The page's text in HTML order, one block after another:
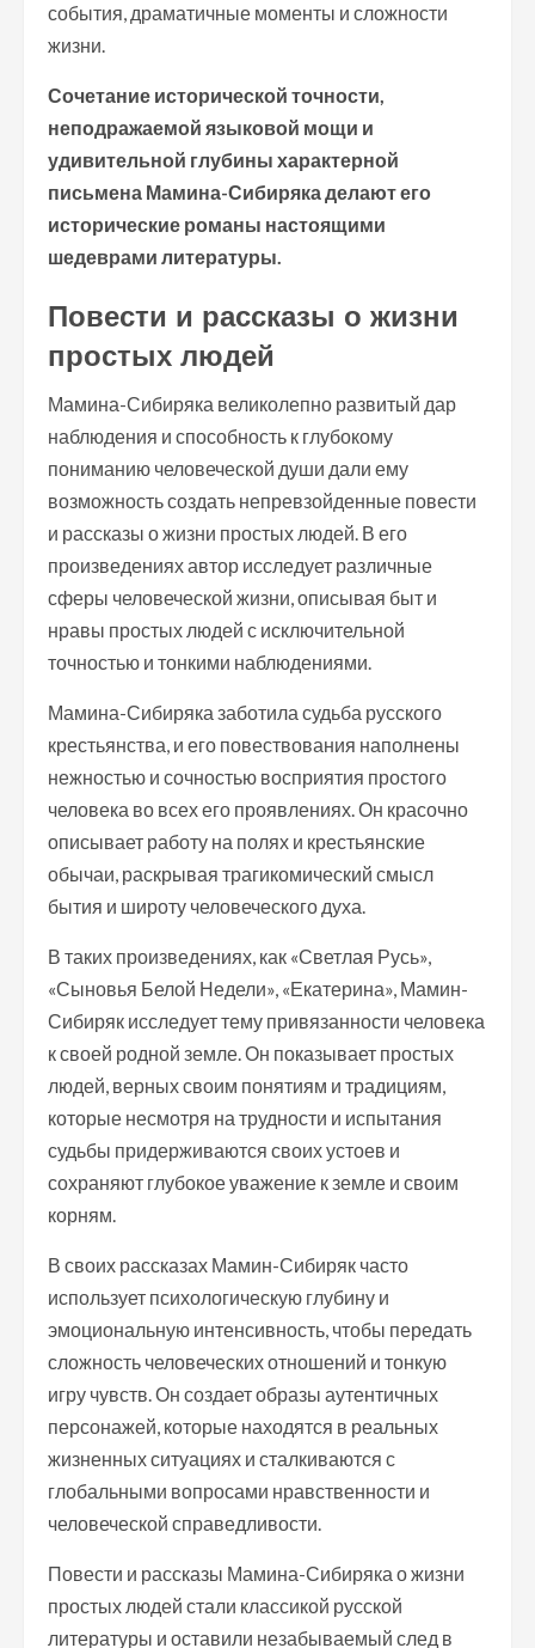
события, драматичные моменты и сложности
жизни.
Сочетание исторической точности,
неподражаемой языковой мощи и
удивительной глубины характерной
письмена Мамина-Сибиряка делают его
исторические романы настоящими
шедеврами литературы.
Повести и рассказы о жизни
простых людей
Мамина-Сибиряка великолепно развитый дар
наблюдения и способность к глубокому
пониманию человеческой души дали ему
возможность создать непревзойденные повести
и рассказы о жизни простых людей. В его
произведениях автор исследует различные
сферы человеческой жизни, описывая быт и
нравы простых людей с исключительной
точностью и тонкими наблюдениями.
Мамина-Сибиряка заботила судьба русского
крестьянства, и его повествования наполнены
нежностью и сочностью восприятия простого
человека во всех его проявлениях. Он красочно
описывает работу на полях и крестьянские
обычаи, раскрывая трагикомический смысл
бытия и широту человеческого духа.
В таких произведениях, как «Светлая Русь»,
«Сыновья Белой Недели», «Екатерина», Мамин-
Сибиряк исследует тему привязанности человека
к своей родной земле. Он показывает простых
людей, верных своим понятиям и традициям,
которые несмотря на трудности и испытания
судьбы придерживаются своих устоев и
сохраняют глубокое уважение к земле и своим
корням.
В своих рассказах Мамин-Сибиряк часто
использует психологическую глубину и
эмоциональную интенсивность, чтобы передать
сложность человеческих отношений и тонкую
игру чувств. Он создает образы аутентичных
персонажей, которые находятся в реальных
жизненных ситуациях и сталкиваются с
глобальными вопросами нравственности и
человеческой справедливости.
Повести и рассказы Мамина-Сибиряка о жизни
простых людей стали классикой русской
литературы и оставили незабываемый след в